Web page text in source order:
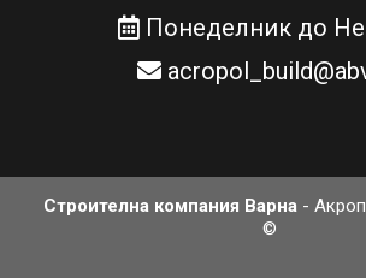
Понеделник до
Строителна компания Варна -
©